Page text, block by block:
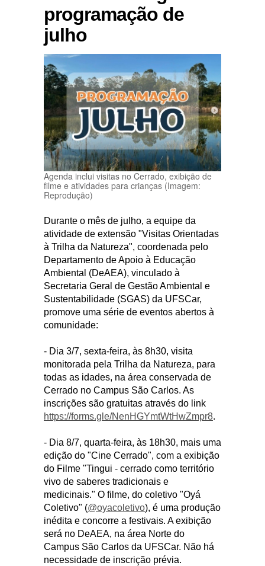
programação de
julho
Agenda inclui visitas no Cerrado, exibição de
filme e atividades para crianças (Imagem:
Reprodução)
Durante o mês de julho, a equipe da
atividade de extensão "Visitas Orientadas
à Trilha da Natureza", coordenada pelo
Departamento de Apoio à Educação
Ambiental (DeAEA), vinculado à
Secretaria Geral de Gestão Ambiental e
Sustentabilidade (SGAS) da UFSCar,
promove uma série de eventos abertos à
comunidade:
- Dia 3/7, sexta-feira, às 8h30, visita
monitorada pela Trilha da Natureza, para
todas as idades, na área conservada de
Cerrado no Campus São Carlos. As
inscrições são gratuitas através do link
https://forms.gle/NenHGYmtWtHwZmpr8.
- Dia 8/7, quarta-feira, às 18h30, mais uma
edição do "Cine Cerrado", com a exibição
do Filme "Tingui - cerrado como território
vivo de saberes tradicionais e
medicinais." O filme, do coletivo "Oyá
Coletivo" (@oyacoletivo), é uma produção
inédita e concorre a festivais. A exibição
será no DeAEA, na área Norte do
Campus São Carlos da UFSCar. Não há
necessidade de inscrição prévia.